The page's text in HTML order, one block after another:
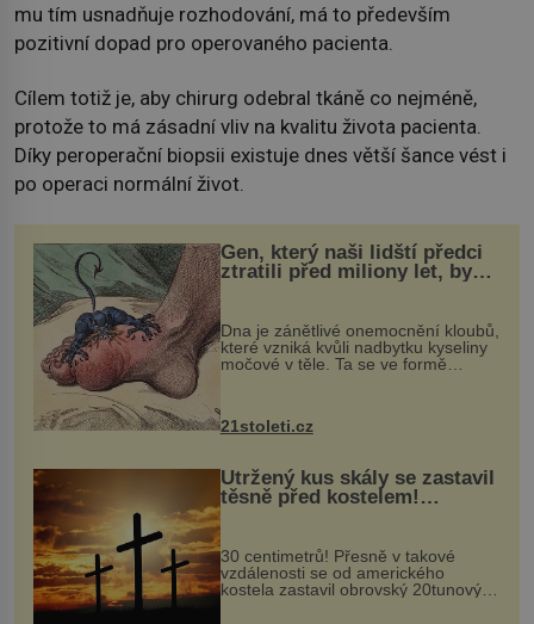
mu tím usnadňuje rozhodování, má to především
pozitivní dopad pro operovaného pacienta.
Cílem totiž je, aby chirurg odebral tkáně co nejméně,
protože to má zásadní vliv na kvalitu života pacienta.
Díky peroperační biopsii existuje dnes větší šance vést i
po operaci normální život.
Gen, který naši lidští předci
ztratili před miliony let, by
mohl pomoci s léčbou
„nemoci králů“
Dna je zánětlivé onemocnění kloubů,
které vzniká kvůli nadbytku kyseliny
močové v těle. Ta se ve formě
nohou, a způsobuje bole...
21stoleti.cz
Utržený kus skály se zastavil
těsně před kostelem!
Ochránila ho boží síla?
30 centimetrů! Přesně v takové
vzdálenosti se od amerického
kostela zastavil obrovský 20tunový